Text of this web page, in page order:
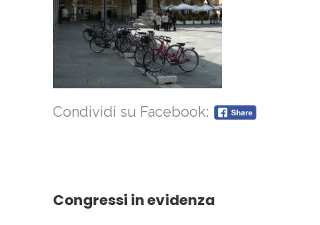
Condividi su Facebook:
Congressi in evidenza